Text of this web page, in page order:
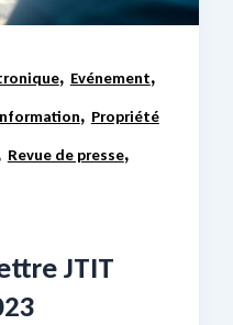
, Evénement,
, Propriété
Revue de presse,
JTIT